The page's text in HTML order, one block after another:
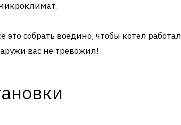
это собрать воедино, чтобы котел работал
вас не тревожил!